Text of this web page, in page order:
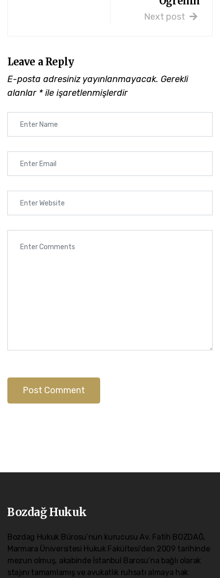
Next post
Leave a Reply
E-posta adresiniz yayınlanmayacak. Gerekli
alanlar * ile işaretlenmişlerdir
Bozdağ Hukuk
Bozdag Hukuk Bürosu’nun kurucusu Av. Fatih BOZDAĞ,
Marmara Üniversitesi Hukuk Fakültesi’den 2009 tarihinde
mezun olmuş, akabinde İstanbul Barosu’na bağlı olarak
stajını tamamlamış ve avukatlık ruhsatı almaya hak